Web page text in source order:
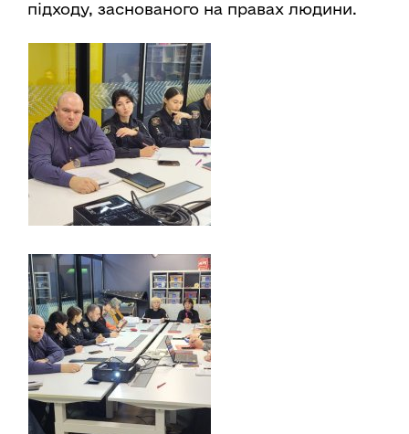
підходу, заснованого на правах людини.